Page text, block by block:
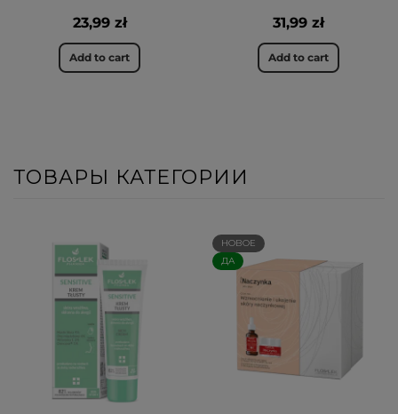
23,99 zł
Add to cart
31,99 zł
Add to cart
ТОВАРЫ КАТЕГОРИИ
НОВОЕ
ДА